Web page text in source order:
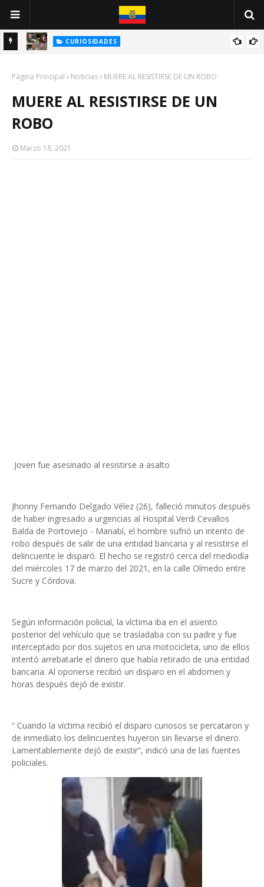
CURIOSIDADES
Página Principal Noticias MUERE AL RESISTIRSE DE UN ROBO
MUERE AL RESISTIRSE DE UN
ROBO
Marzo 18, 2021
Joven fue asesinado al resistirse a asalto
Jhonny Fernando Delgado Vélez (26), falleció minutos después
de haber ingresado a urgencias al Hospital Verdi Cevallos
Balda de Portoviejo - Manabí, el hombre sufrió un intento de
robo después de salir de una entidad bancaria y al resistirse el
delincuente le disparó. El hecho se registró cerca del mediodía
del miércoles 17 de marzo del 2021, en la calle Olmedo entre
Sucre y Córdova.
Según información policial, la víctima iba en el asiento
posterior del vehículo que se trasladaba con su padre y fue
interceptado por dos sujetos en una motocicleta, uno de ellos
intentó arrebatarle el dinero que había retirado de una entidad
bancaria. Al oponerse recibió un disparo en el abdomen y
horas después dejó de existir.
“ Cuando la víctima recibió el disparo curiosos se percataron y
de inmediato los delincuentes huyeron sin llevarse el dinero.
Lamentablemente dejó de existir”, indicó una de las fuentes
policiales.